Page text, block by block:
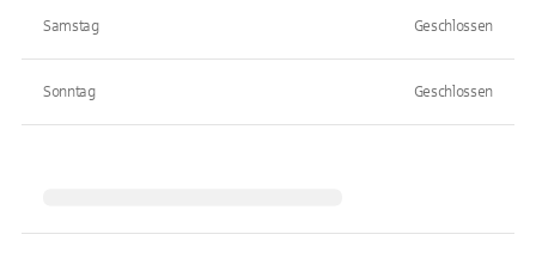
Samstag Geschlossen
Sonntag Geschlossen